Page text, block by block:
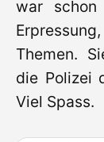
war schon
Themen.
die Polizei
Viel Spass.